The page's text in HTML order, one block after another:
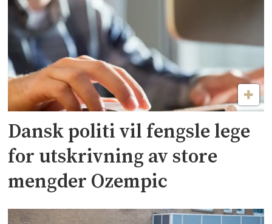
Dansk politi vil fengsle lege
for utskrivning av store
mengder Ozempic